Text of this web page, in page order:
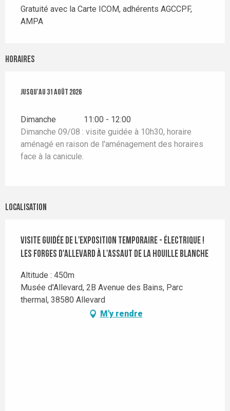
Gratuité avec la Carte ICOM, adhérents AGCCPF,
AMPA
Horaires
Du1 juillet 2026 au31 août 2026
Jusqu'au 31 août 2026
Dimanche
11:00 - 12:00
Dimanche 09/08 : visite guidée à 10h30, horaire
aménagé en raison de l'aménagement des horaires
face à la canicule.
Localisation
Visite guidée de l'exposition temporaire - Électrique !
Les Forges d'Allevard à l'assaut de la Houille blanche
Altitude : 450m
Musée d'Allevard, 2B Avenue des Bains, Parc
thermal, 38580 Allevard
M'y rendre